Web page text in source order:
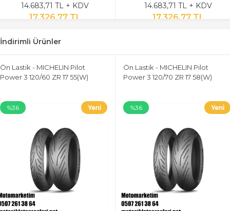
14.683,71 TL + KDV
17.326,77 TL
14.683,71 TL + KDV
17.326,77 TL
İndirimli Ürünler
Ön Lastik - MICHELIN Pilot
Power 3 120/60 ZR 17 55(W)
%36
Ön Lastik - MICHELIN Pilot
Power 3 120/70 ZR 17 58(W)
%36